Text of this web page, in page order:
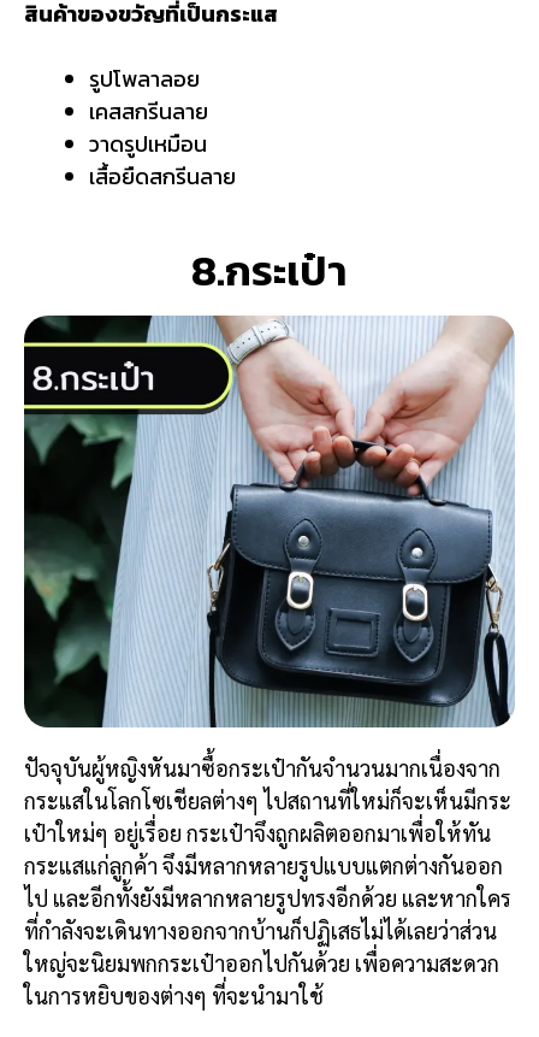
สินค้าของขวัญที่เป็นกระแส
รูปโพลาลอย
เคสสกรีนลาย
วาดรูปเหมือน
เสื้อยืดสกรีนลาย
8.กระเป๋า
ปัจจุบันผู้หญิงหันมาซื้อกระเป๋ากันจำนวนมากเนื่องจาก
กระแสในโลกโซเชียลต่างๆ ไปสถานที่ใหม่ก็จะเห็นมีกระ
เป๋าใหม่ๆ อยู่เรื่อย กระเป๋าจึงถูกผลิตออกมาเพื่อให้ทัน
กระแสแก่ลูกค้า จึงมีหลากหลายรูปแบบแตกต่างกันออก
ไป และอีกทั้งยังมีหลากหลายรูปทรงอีกด้วย และหากใคร
ที่กำลังจะเดินทางออกจากบ้านก็ปฏิเสธไม่ได้เลยว่าส่วน
ใหญ่จะนิยมพกกระเป๋าออกไปกันด้วย เพื่อความสะดวก
ในการหยิบของต่างๆ ที่จะนำมาใช้